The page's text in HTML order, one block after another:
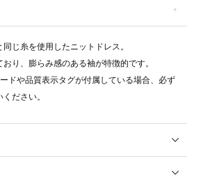
じ糸を使用したニットドレス。
り、膨らみ感のある袖が特徴的です。
ドや品質表示タグが付属している場合、必ず
ださい。